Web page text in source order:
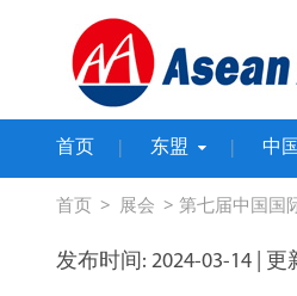
首页 东盟 中国
首页 > 展会 > 第七届中国国
发布时间: 2024-03-14 |